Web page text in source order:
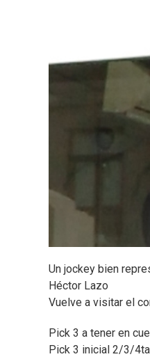
Un jockey bien
Héctor Lazo
Vuelve a visitar el
Pick 3 a tener en
Pick 3 inicial 2/3/4ta